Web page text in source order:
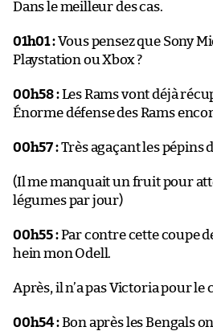
Dans le meilleur des cas.
01h01 :Vous pensez que Sony
Playstation ou Xbox ?
00h58 :Les Rams vont déjà
Énorme défense des Rams
00h57 :Très agaçant les pépins
(Il me manquait un fruit pour
légumes par jour)
00h55 :Par contre cette coupe
hein mon Odell.
Après, il n’a pas Victoria pour le
00h54 :Bon après les Bengals